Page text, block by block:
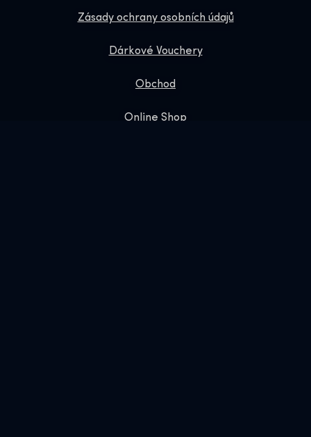
Zásady ochrany osobních údajů
Dárkové Vouchery
Obchod
Online Shop